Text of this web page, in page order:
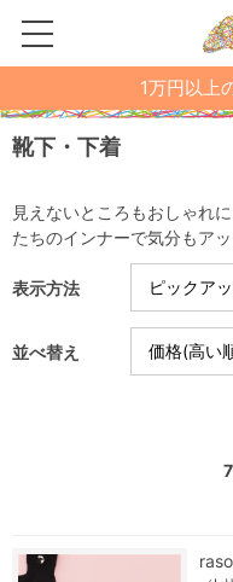
1万円以上
靴下・下着
見えないところもおしゃれ
たちのインナーで気分もア
表示方法
並べ替え
7